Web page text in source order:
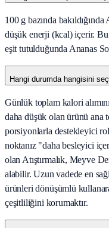
100 g bazında
düşük enerji (kcal) içerir. Bu
eşit tutulduğunda Ananas
Hangi durumda hangisini
Günlük toplam kalori
daha düşük olan ürünü ana
porsiyonlarla destekleyici
noktanız "daha besleyici
olan Atıştırmalık, Meyve
alabilir. Uzun vadede en
ürünleri dönüşümlü
çeşitliliğini korumaktır.